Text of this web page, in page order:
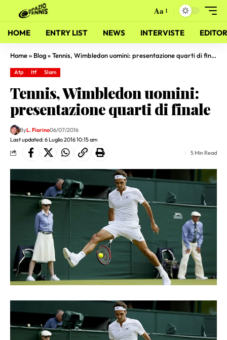
Aa
HOME ENTRY LIST NEWS INTERVISTE
Home» Blog»Tennis, Wimbledon uomini: presentazione quarti di finale
Atp Itf Slam
Tennis, Wimbledon uomini:
presentazione quarti di finale
Last updated: 6 Luglio 2016 10:15 am
ByL. Fiorino06/07/2016
5 Min Read